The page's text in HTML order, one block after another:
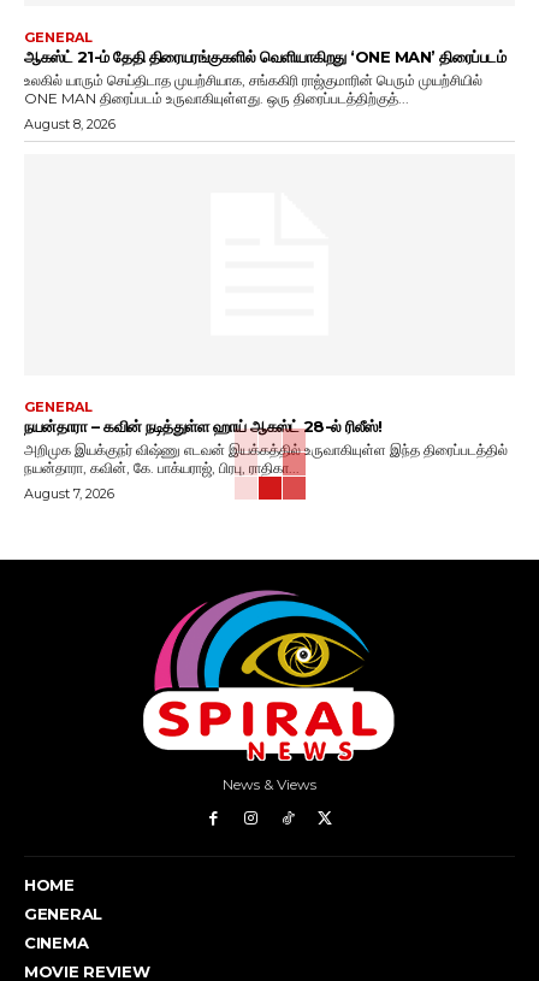
GENERAL
ஆகஸ்ட் 21-ம் தேதி திரையரங்குகளில் வெளியாகிறது ‘ONE MAN’ திரைப்படம்
உலகில் யாரும் செய்திடாத முயற்சியாக, சங்ககிரி ராஜ்குமாரின் பெரும் முயற்சியில்
ONE MAN திரைப்படம் உருவாகியுள்ளது. ஒரு திரைப்படத்திற்குத்...
August 8, 2026
GENERAL
நயன்தாரா – கவின் நடித்துள்ள ஹாய் ஆகஸ்ட் 28-ல் ரிலீஸ்!
அறிமுக இயக்குநர் விஷ்ணு எடவன் இயக்கத்தில் உருவாகியுள்ள இந்த திரைப்படத்தில்
நயன்தாரா, கவின், கே. பாக்யராஜ், பிரபு, ராதிகா...
August 7, 2026
News & Views
HOME
GENERAL
CINEMA
MOVIE REVIEW